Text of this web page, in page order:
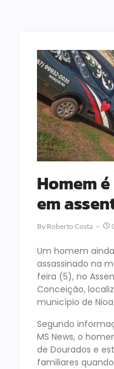
Homem
em
By Roberto Costa
Um homem
assassinado na
feira (5), no
Conceição,
município de
Segundo
MS News, o
de Dourados e
familiares